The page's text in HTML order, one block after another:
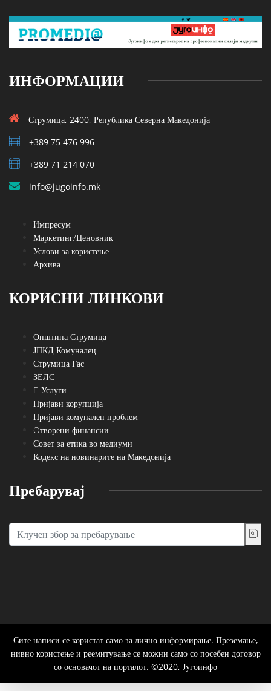
ИНФОРМАЦИИ
Струмица, 2400, Република Северна Македонија
+389 75 476 996
+389 71 214 070
info@jugoinfo.mk
Импресум
Маркетинг/Ценовник
Услови за користење
Архива
КОРИСНИ ЛИНКОВИ
Општина Струмица
ЈПКД Комуналец
Струмица Гас
ЗЕЛС
E-Услуги
Пријави корупција
Пријави комунален проблем
Oтворени финансии
Совет за етика во медиуми
Кодекс на новинарите на Македонија
Пребарувај
Сите написи се користат само за лично информирање. Преземање,
нивно користење и реемитување се можни само со посебен договор
со основачот на порталот. ©2020, Југоинфо